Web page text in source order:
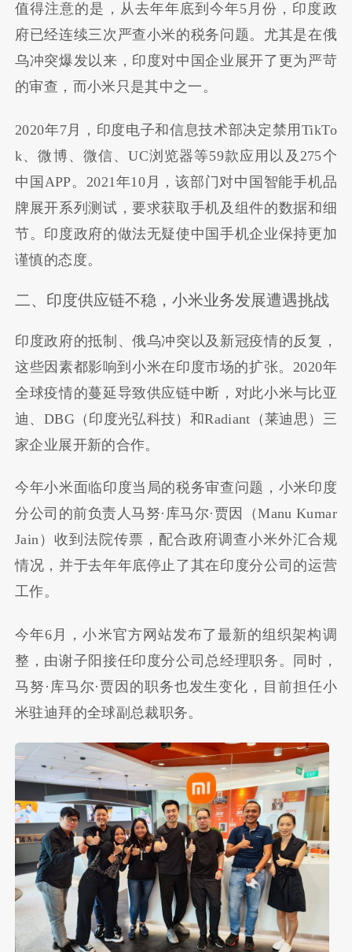
值得注意的是，从去年年底到今年5月份，印度政
府已经连续三次严查小米的税务问题。尤其是在俄
乌冲突爆发以来，印度对中国企业展开了更为严苛
的审查，而小米只是其中之一。
2020年7月，印度电子和信息技术部决定禁用TikTo
k、微博、微信、UC浏览器等59款应用以及275个
中国APP。2021年10月，该部门对中国智能手机品
牌展开系列测试，要求获取手机及组件的数据和细
节。印度政府的做法无疑使中国手机企业保持更加
谨慎的态度。
二、印度供应链不稳，小米业务发展遭遇挑战
印度政府的抵制、俄乌冲突以及新冠疫情的反复，
这些因素都影响到小米在印度市场的扩张。2020年
全球疫情的蔓延导致供应链中断，对此小米与比亚
迪、DBG（印度光弘科技）和Radiant（莱迪思）三
家企业展开新的合作。
今年小米面临印度当局的税务审查问题，小米印度
分公司的前负责人马努·库马尔·贾因（Manu Kumar
Jain）收到法院传票，配合政府调查小米外汇合规
情况，并于去年年底停止了其在印度分公司的运营
工作。
今年6月，小米官方网站发布了最新的组织架构调
整，由谢子阳接任印度分公司总经理职务。同时，
马努·库马尔·贾因的职务也发生变化，目前担任小
米驻迪拜的全球副总裁职务。